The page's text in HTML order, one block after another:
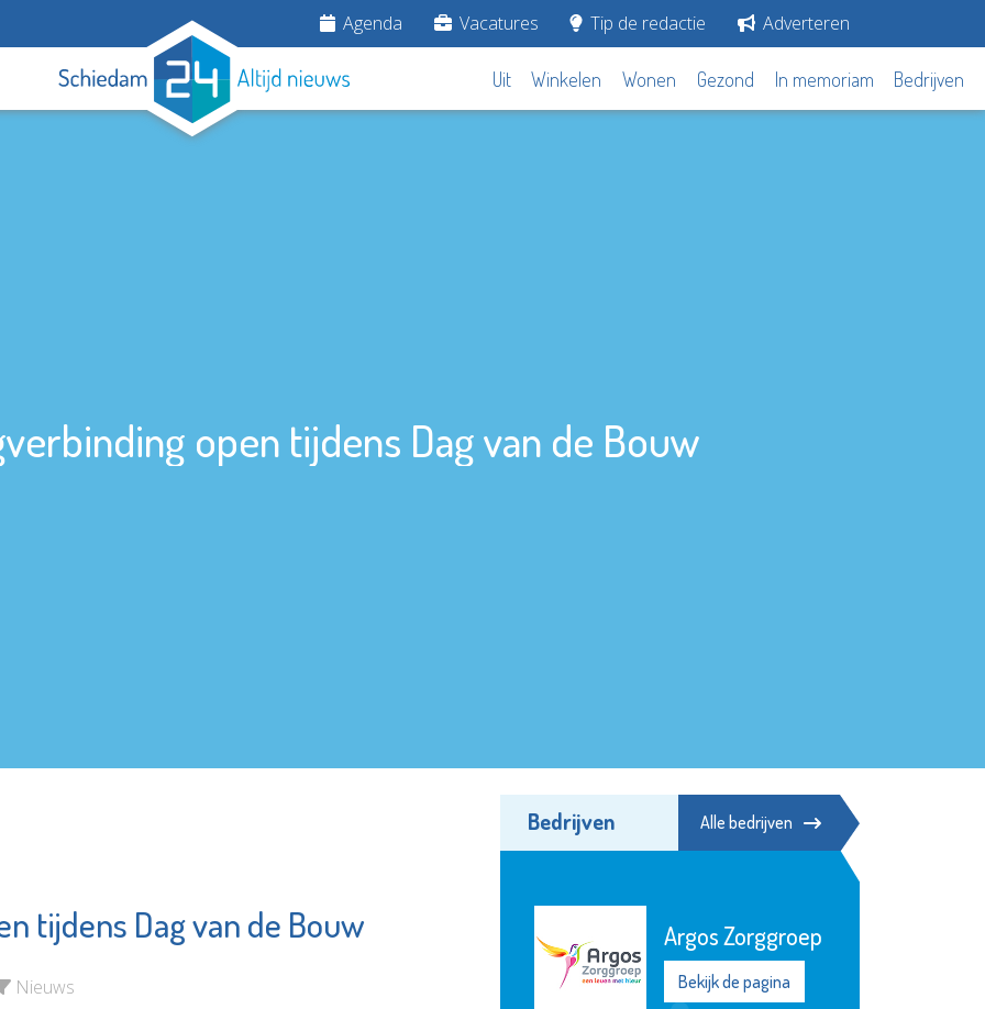
Agenda Vacatures Tip de redactie Adverteren
Uit Winkelen Wonen Gezond In memoriam Bedrijven
open tijdens Dag van de Bouw
tijdens Dag van de Bouw
Nieuws
Bedrijven Alle bedrijven
Fonds Schiedam
Argos Zorggroep
Bekijk de pagina